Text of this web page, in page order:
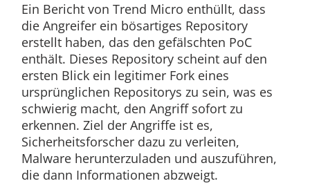
Ein Bericht von Trend Micro enthüllt, dass
die Angreifer ein bösartiges Repository
erstellt haben, das den gefälschten PoC
enthält. Dieses Repository scheint auf den
ersten Blick ein legitimer Fork eines
ursprünglichen Repositorys zu sein, was es
schwierig macht, den Angriff sofort zu
erkennen. Ziel der Angriffe ist es,
Sicherheitsforscher dazu zu verleiten,
Malware herunterzuladen und auszuführen,
die dann Informationen abzweigt.